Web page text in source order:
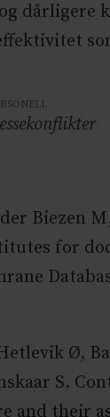
dårligere
Biezen
for
Ø,
S.
and their